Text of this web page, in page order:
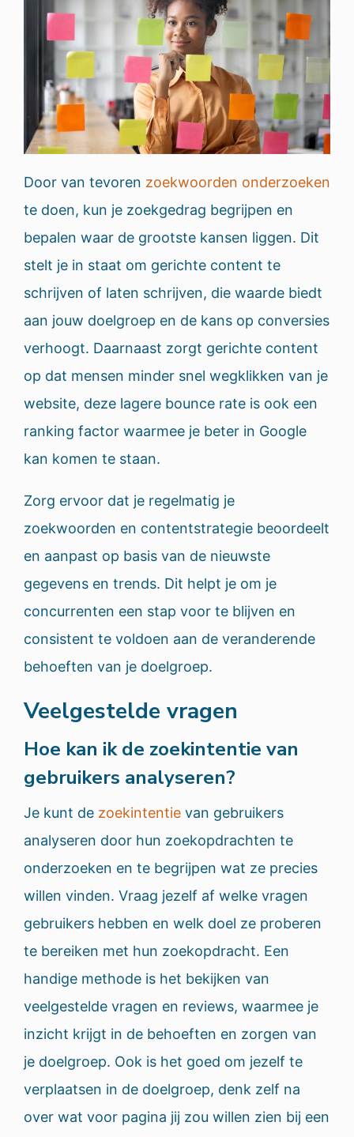
Door van tevoren zoekwoorden onderzoeken
te doen, kun je zoekgedrag begrijpen en
bepalen waar de grootste kansen liggen. Dit
stelt je in staat om gerichte content te
schrijven of laten schrijven, die waarde biedt
aan jouw doelgroep en de kans op conversies
verhoogt. Daarnaast zorgt gerichte content
op dat mensen minder snel wegklikken van je
website, deze lagere bounce rate is ook een
ranking factor waarmee je beter in Google
kan komen te staan.
Zorg ervoor dat je regelmatig je
zoekwoorden en contentstrategie beoordeelt
en aanpast op basis van de nieuwste
gegevens en trends. Dit helpt je om je
concurrenten een stap voor te blijven en
consistent te voldoen aan de veranderende
behoeften van je doelgroep.
Veelgestelde vragen
Hoe kan ik de zoekintentie van
gebruikers analyseren?
Je kunt de zoekintentie van gebruikers
analyseren door hun zoekopdrachten te
onderzoeken en te begrijpen wat ze precies
willen vinden. Vraag jezelf af welke vragen
gebruikers hebben en welk doel ze proberen
te bereiken met hun zoekopdracht. Een
handige methode is het bekijken van
veelgestelde vragen en reviews, waarmee je
inzicht krijgt in de behoeften en zorgen van
je doelgroep. Ook is het goed om jezelf te
verplaatsen in de doelgroep, denk zelf na
over wat voor pagina jij zou willen zien bij een